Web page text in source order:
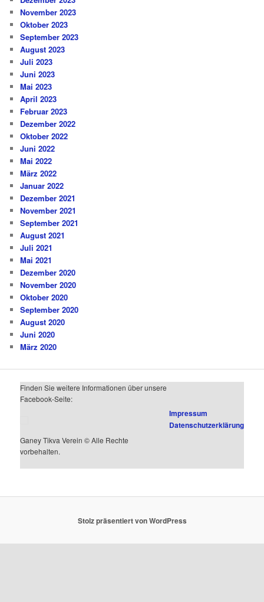
November 2023
Oktober 2023
September 2023
August 2023
Juli 2023
Juni 2023
Mai 2023
April 2023
Februar 2023
Dezember 2022
Oktober 2022
Juni 2022
Mai 2022
März 2022
Januar 2022
Dezember 2021
November 2021
September 2021
August 2021
Juli 2021
Mai 2021
Dezember 2020
November 2020
Oktober 2020
September 2020
August 2020
Juni 2020
März 2020
Finden Sie weitere Informationen über unsere
Facebook-Seite:
Ganey Tikva Verein © Alle Rechte
vorbehalten.
Impressum
Datenschutzerklärung
Stolz präsentiert von WordPress